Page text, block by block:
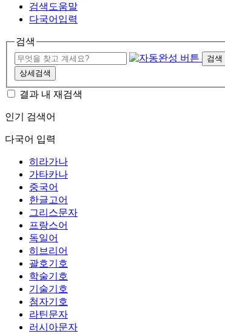
검색도움말
다국어입력
검색
검색
상세검색
결과 내 재검색
인기 검색어
다국어 입력
히라가나
가타카나
중국어
한글고어
그리스문자
프랑스어
독일어
히브리어
괄호기호
학술기호
기술기호
첨자기호
라틴문자
러시아문자